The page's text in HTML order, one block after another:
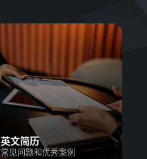
英文简历
常见问题和优秀案例